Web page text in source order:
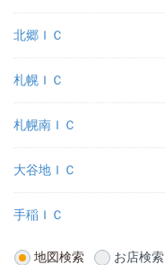
北郷ＩＣ
札幌ＩＣ
札幌南ＩＣ
大谷地ＩＣ
手稲ＩＣ
地図検索 お店検索